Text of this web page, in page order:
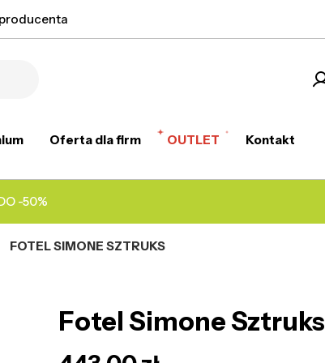
Oferta dla firm OUTLET
Kontakt
-50%
FOTEL SIMONE SZTRUKS
Fotel Simone Sztruks